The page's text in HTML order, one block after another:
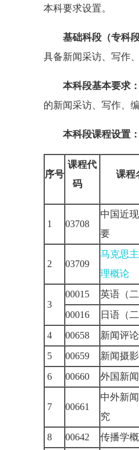
本科要求设置。
基础科段（专科
具备新闻采访、写作
本科段基本要求：
的新闻采访、写作、
本科段课程设置：
序号
课程代
码
课
1 03708
中国近
要
2
03709
马克思
理概论
3
00015
英语（
00016
日语（
4
00658 新闻评
5
00659 新闻摄
6
00660 外国新
7 00661
中外新
究
8 00642 传播学